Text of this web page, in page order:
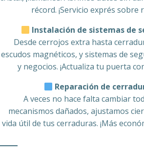
récord. ¡Servicio exprés sobre
Instalación de sistemas de
Desde cerrojos extra hasta
escudos magnéticos, y sistemas de
y negocios. ¡Actualiza tu puerta
Reparación de
A veces no hace falta cambiar
mecanismos dañados, ajustamos
vida útil de tus cerraduras. ¡Más